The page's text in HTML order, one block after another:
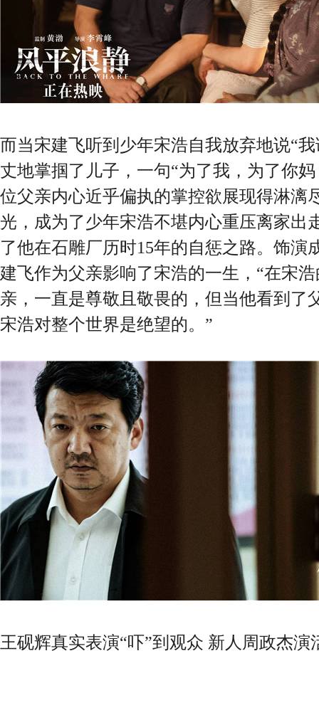
而当宋建飞听到少年宋浩自我放弃地说“
丈地掌掴了儿子，一句“为了我，为了你
位父亲内心近乎偏执的掌控欲展现得淋漓
光，成为了少年宋浩不堪内心重压离家出
了他在石雕厂历时15年的自惩之路。饰演
建飞作为父亲影响了宋浩的一生，“在宋
亲，一直是尊敬且敬畏的，但当他看到了
宋浩对整个世界是绝望的。”
王砚辉真实表演“吓”到观众 新人周政杰演